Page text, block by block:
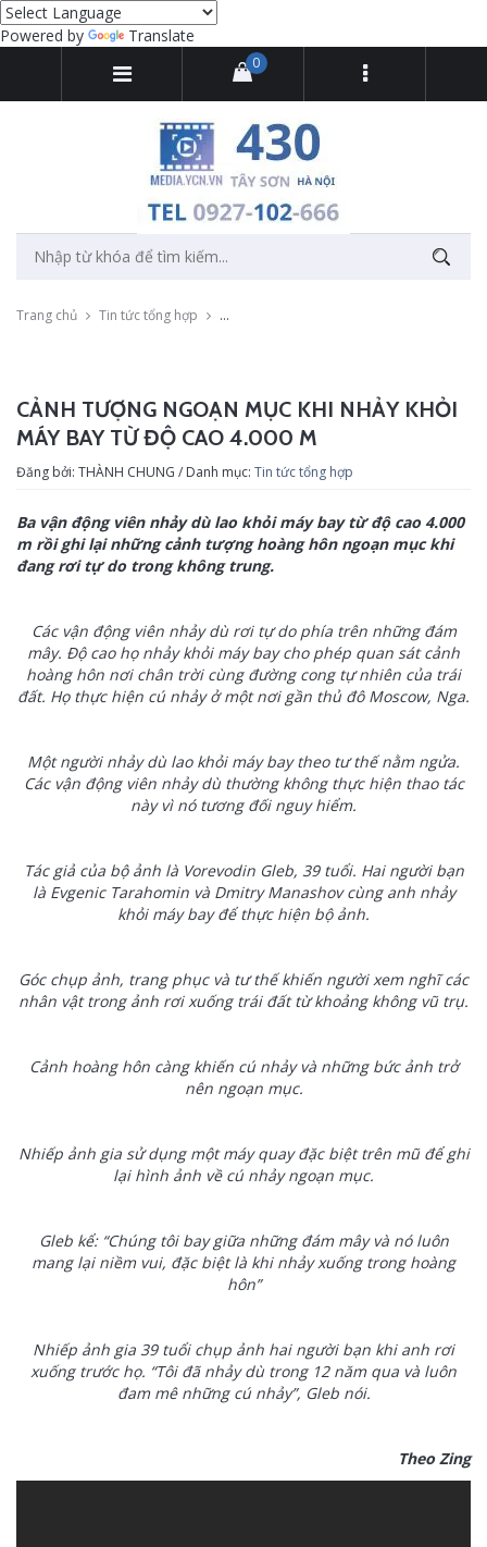
Powered by Translate
0
Trang chủ Tin tức tổng hợp Cảnh tượng ngoạn mục khi nhảy khỏi máy
CẢNH TƯỢNG NGOẠN MỤC KHI NHẢY KHỎI
MÁY BAY TỪ ĐỘ CAO 4.000 M
Đăng bởi: THÀNH CHUNG / Danh mục: Tin tức tổng hợp
Ba vận động viên nhảy dù lao khỏi máy bay từ độ cao 4.000
m rồi ghi lại những cảnh tượng hoàng hôn ngoạn mục khi
đang rơi tự do trong không trung.
Các vận động viên nhảy dù rơi tự do phía trên những đám
mây. Độ cao họ nhảy khỏi máy bay cho phép quan sát cảnh
hoàng hôn nơi chân trời cùng đường cong tự nhiên của trái
đất. Họ thực hiện cú nhảy ở một nơi gần thủ đô Moscow, Nga.
Một người nhảy dù lao khỏi máy bay theo tư thế nằm ngửa.
Các vận động viên nhảy dù thường không thực hiện thao tác
này vì nó tương đối nguy hiểm.
Tác giả của bộ ảnh là Vorevodin Gleb, 39 tuổi. Hai người bạn
là Evgenic Tarahomin và Dmitry Manashov cùng anh nhảy
khỏi máy bay để thực hiện bộ ảnh.
Góc chụp ảnh, trang phục và tư thế khiến người xem nghĩ các
nhân vật trong ảnh rơi xuống trái đất từ khoảng không vũ trụ.
Cảnh hoàng hôn càng khiến cú nhảy và những bức ảnh trở
nên ngoạn mục.
Nhiếp ảnh gia sử dụng một máy quay đặc biệt trên mũ để ghi
lại hình ảnh về cú nhảy ngoạn mục.
Gleb kể: “Chúng tôi bay giữa những đám mây và nó luôn
mang lại niềm vui, đặc biệt là khi nhảy xuống trong hoàng
hôn”
Nhiếp ảnh gia 39 tuổi chụp ảnh hai người bạn khi anh rơi
xuống trước họ. “Tôi đã nhảy dù trong 12 năm qua và luôn
đam mê những cú nhảy”, Gleb nói.
Theo Zing